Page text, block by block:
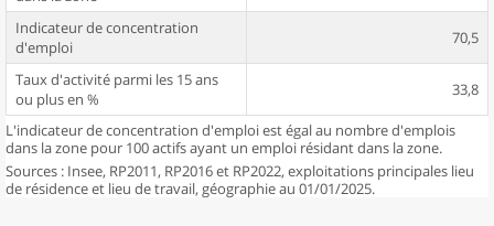
Indicateur de concentration
d'emploi
70,5
Taux d'activité parmi les 15 ans
ou plus en %
33,8
L'indicateur de concentration d'emploi est égal au nombre d'emplois
dans la zone pour 100 actifs ayant un emploi résidant dans la zone.
Sources : Insee, RP2011, RP2016 et RP2022, exploitations principales lieu
de résidence et lieu de travail, géographie au 01/01/2025.